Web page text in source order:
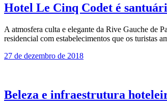
Hotel Le Cinq Codet é
A atmosfera culta e elegante da Rive Gauche de
residencial com estabelecimentos que os turistas
27 de dezembro de 2018
Beleza e infraestrutura